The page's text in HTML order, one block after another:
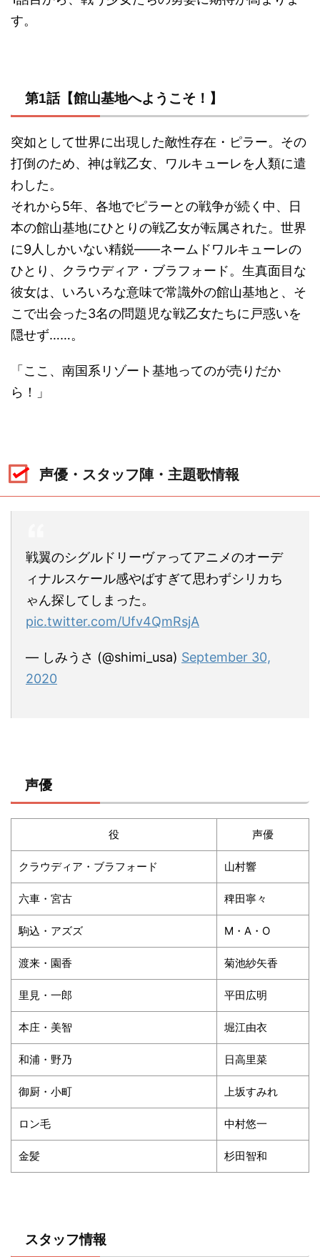
す。
第1話【館山基地へようこそ！】
突如として世界に出現した敵性存在・ピラー。その
打倒のため、神は戦乙女、ワルキューレを人類に遣
わした。
それから5年、各地でピラーとの戦争が続く中、日
本の館山基地にひとりの戦乙女が転属された。世界
に9人しかいない精鋭――ネームドワルキューレの
ひとり、クラウディア・ブラフォード。生真面目な
彼女は、いろいろな意味で常識外の館山基地と、そ
こで出会った3名の問題児な戦乙女たちに戸惑いを
隠せず……。
「ここ、南国系リゾート基地ってのが売りだか
ら！」
声優・スタッフ陣・主題歌情報
戦翼のシグルドリーヴァってアニメのオーデ
ィナルスケール感やばすぎて思わずシリカち
ゃん探してしまった。
pic.twitter.com/Ufv4QmRsjA
— しみうさ (@shimi_usa) September 30,
2020
声優
役 声優
クラウディア・ブラフォード 山村響
六車・宮古 稗田寧々
駒込・アズズ M・A・O
渡来・園香 菊池紗矢香
里見・一郎 平田広明
本庄・美智 堀江由衣
和浦・野乃 日高里菜
御厨・小町 上坂すみれ
ロン毛 中村悠一
金髪 杉田智和
スタッフ情報